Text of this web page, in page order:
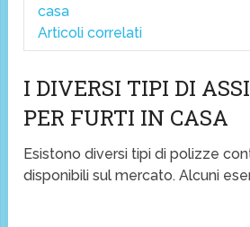
casa
Articoli correlati
I DIVERSI TIPI DI
PER FURTI IN CASA
Esistono diversi tipi di polizze
disponibili sul mercato. Alcuni